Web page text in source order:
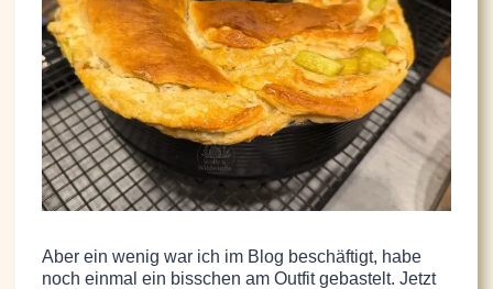
Aber ein wenig war ich im Blog beschäftigt, habe
noch einmal ein bisschen am Outfit gebastelt. Jetzt